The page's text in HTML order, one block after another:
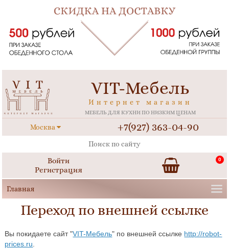
VIT-Мебель
Интернет магазин
МЕБЕЛЬ ДЛЯ КУХНИ ПО НИЗКИМ ЦЕНАМ
Москва +7(927) 363-04-90
Войти
Регистрация
0
Переход по внешней ссылке
Вы покидаете сайт "VIT-Мебель" по внешней ссылке http://robot-
prices.ru